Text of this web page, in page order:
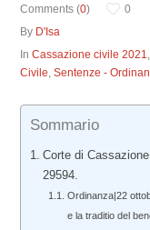
Comments (0)
0
By D'Isa
InCassazione civile 2021
Civile,Sentenze -
Sommario
Corte di
29594.
Ordinanza|22
e la traditio del